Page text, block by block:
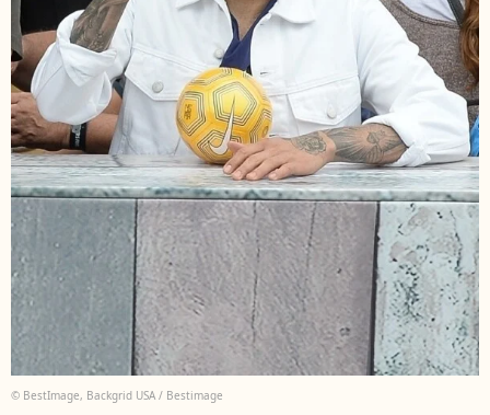
© BestImage, Backgrid USA / Bestimage